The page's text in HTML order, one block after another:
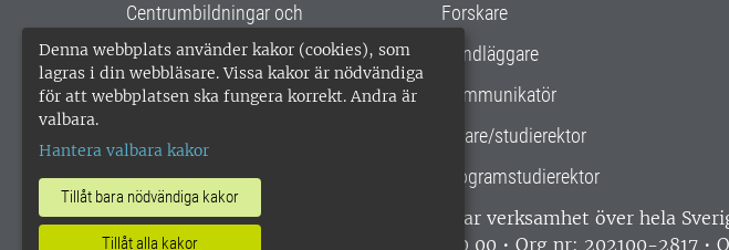
Denna webbplats använder kakor (cookies), som
lagras i din webbläsare. Vissa kakor är nödvändiga
för att webbplatsen ska fungera korrekt. Andra är
valbara.
Hantera valbara kakor
Tillåt bara nödvändiga kakor
Tillåt alla kakor
Centrumbildningar och
samarbetsprojekt
Gemensamma verksamhetsstödet
Forskare
Handläggare
Kommunikatör
Lärare/studierektor
Programstudierektor
SLU, Sveriges lantbruksuniversitet, har verksamhet över hela
enligt ISO 14001. •
Telefon: 018-67 10 00 • Org nr: 202100-2817 •